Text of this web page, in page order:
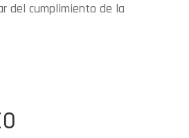
del cumplimiento de la